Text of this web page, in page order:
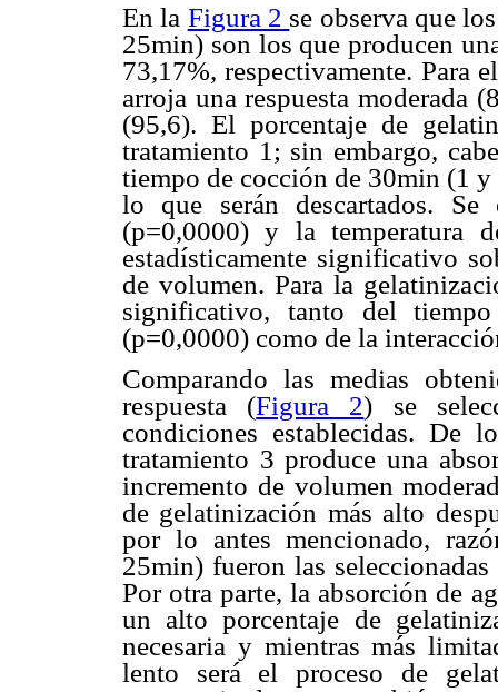
En la Figura 2 se observa que
25min) son los que producen
73,17%, respectivamente. Para
arroja una respuesta moderada
(95,6). El porcentaje de
tratamiento 1; sin embargo,
tiempo de cocción de 30min (1
lo que serán descartados.
(p=0,0000) y la temperatura
estadísticamente significativo
de volumen. Para la
significativo, tanto del
(p=0,0000) como de la
Comparando las medias
respuesta (Figura 2) se
condiciones establecidas. De
tratamiento 3 produce una
incremento de volumen
de gelatinización más alto
por lo antes mencionado,
25min) fueron las
Por otra parte, la absorción de
un alto porcentaje de
necesaria y mientras más
lento será el proceso de